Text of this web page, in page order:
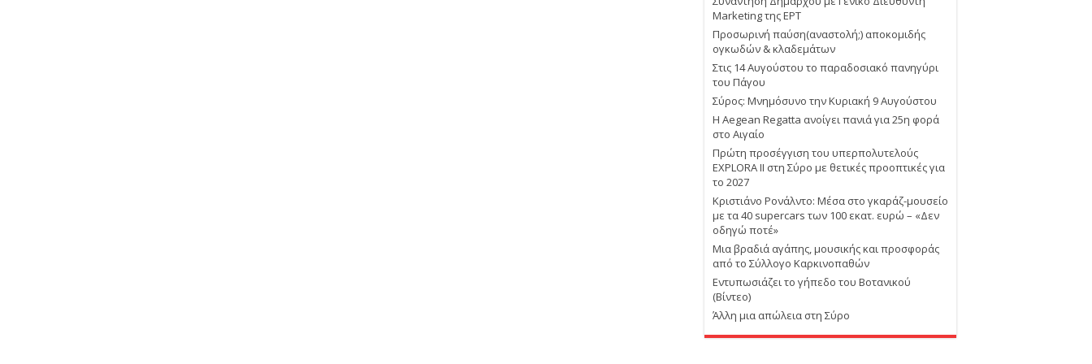
Marketing της ΕΡΤ
Προσωρινή παύση(αναστολή;) αποκομιδής
ογκωδών & κλαδεμάτων
Στις 14 Αυγούστου το παραδοσιακό πανηγύρι
του Πάγου
Σύρος: Μνημόσυνο την Κυριακή 9 Αυγούστου
Η Aegean Regatta ανοίγει πανιά για 25η φορά
στο Αιγαίο
Πρώτη προσέγγιση του υπερπολυτελούς
EXPLORA II στη Σύρο με θετικές προοπτικές για
το 2027
Κριστιάνο Ρονάλντο: Μέσα στο γκαράζ-μουσείο
με τα 40 supercars των 100 εκατ. ευρώ – «Δεν
οδηγώ ποτέ»
Μια βραδιά αγάπης, μουσικής και προσφοράς
από το Σύλλογο Καρκινοπαθών
Εντυπωσιάζει το γήπεδο του Βοτανικού
(Βίντεο)
Άλλη μια απώλεια στη Σύρο